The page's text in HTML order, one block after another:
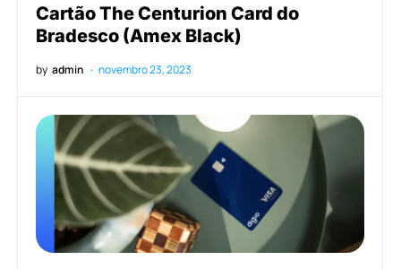
Cartão The Centurion Card do
Bradesco (Amex Black)
by admin novembro 23, 2023